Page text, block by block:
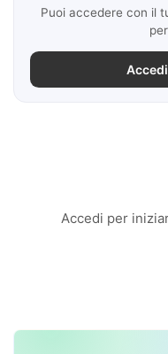
Puoi accedere con il
Accedi per